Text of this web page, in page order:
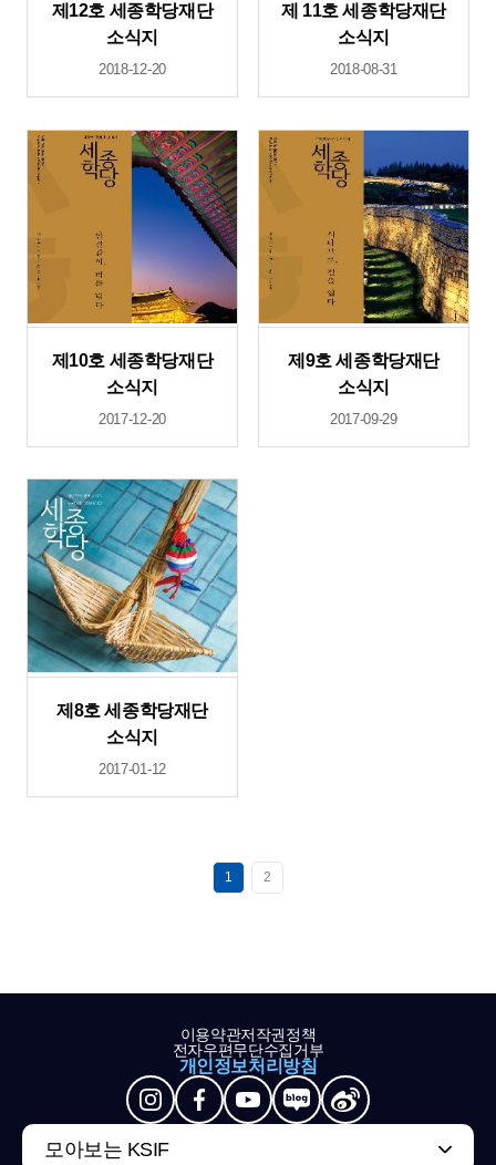
제12호 세종학당재단
소식지
2018-12-20
제 11호 세종학당재단
소식지
2018-08-31
제10호 세종학당재단
소식지
2017-12-20
제9호 세종학당재단
소식지
2017-09-29
제8호 세종학당재단
소식지
2017-01-12
1 2
이용약관저작권정책
전자우편무단수집거부
개인정보처리방침
모아보는 KSIF